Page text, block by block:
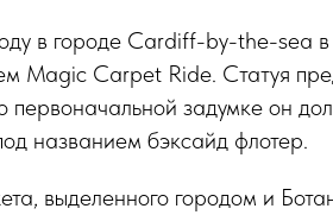
в городе Cardiff-by-the-sea
Magic Carpet Ride. Статуя
первоначальной задумке он
названием бэксайд флотер.
выделенного городом и